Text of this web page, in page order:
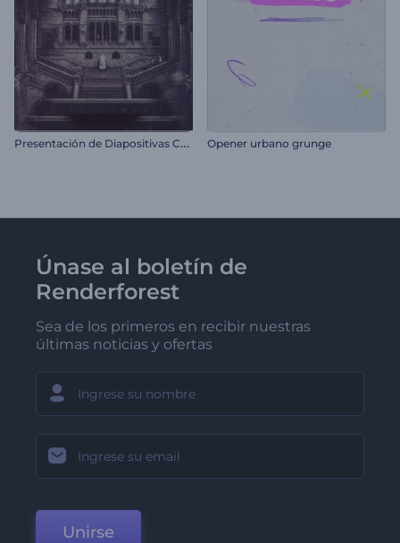
P
resentación de Diapositivas Crónicas Vintage Opener urbano grunge
Únase al boletín de
Renderforest
Sea de los primeros en recibir nuestras
últimas noticias y ofertas
Unirse